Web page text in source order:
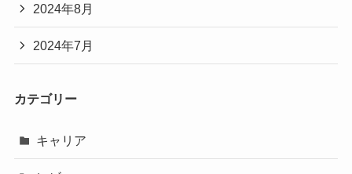
2024年8月
2024年7月
カテゴリー
キャリア